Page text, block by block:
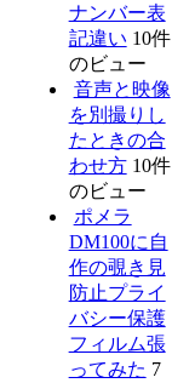
ナンバー表
記違い 10件
のビュー
音声と映像
を別撮りし
たときの合
わせ方 10件
のビュー
ポメラ
DM100に自
作の覗き見
防止プライ
バシー保護
フィルム張
ってみた 7